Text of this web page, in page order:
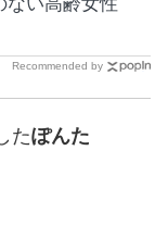
Recommended by
たぽんた